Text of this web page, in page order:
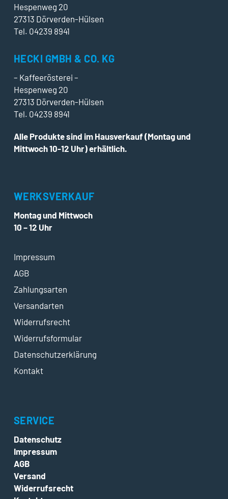
Hespenweg 20
27313 Dörverden-Hülsen
Tel. 04239 8941
HECKI GMBH & CO. KG
– Kaffeerösterei –
Hespenweg 20
27313 Dörverden-Hülsen
Tel. 04239 8941
Alle Produkte sind im Hausverkauf (Montag und
Mittwoch 10-12 Uhr) erhältlich.
WERKSVERKAUF
Montag und Mittwoch
10 – 12 Uhr
Impressum
AGB
Zahlungsarten
Versandarten
Widerrufsrecht
Widerrufsformular
Datenschutzerklärung
Kontakt
SERVICE
Datenschutz
Impressum
AGB
Versand
Widerrufsrecht